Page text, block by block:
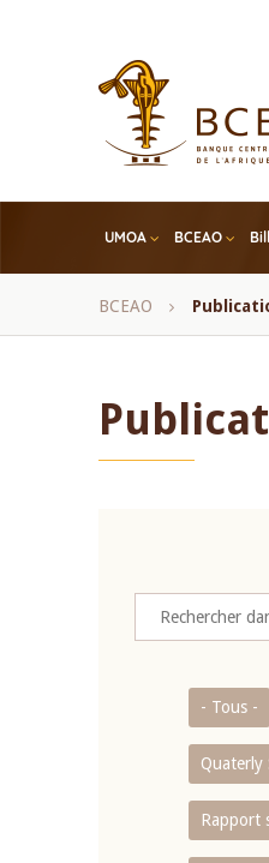
UMOA BCEAO
Fil
BCEAO
- Tous -
Quaterly
Rapport